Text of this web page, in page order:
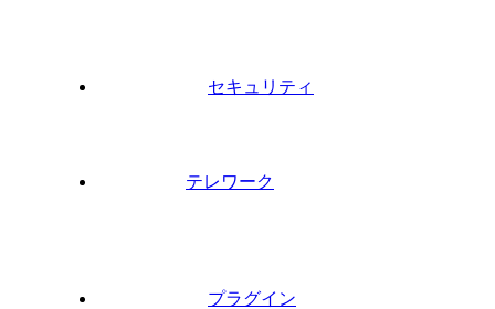
セキュリティ
テレワーク
プラグイン